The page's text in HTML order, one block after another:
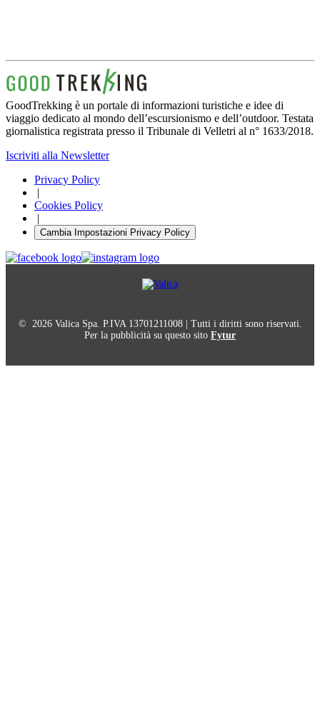
GoodTrekking è un portale di informazioni turistiche e idee di
viaggio dedicato al mondo dell’escursionismo e dell’outdoor. Testata
giornalistica registrata presso il Tribunale di Velletri al n° 1633/2018.
Iscriviti alla Newsletter
Privacy Policy
|
Cookies Policy
|
Cambia Impostazioni Privacy Policy
© 2026 Valica Spa. P.IVA 13701211008 | Tutti i diritti sono riservati.
Per la pubblicità su questo sito Fytur